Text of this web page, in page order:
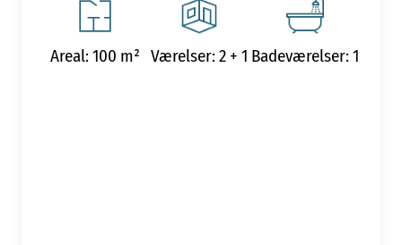
Areal: 100 m² Værelser: 2 + 1 Badeværelser: 1